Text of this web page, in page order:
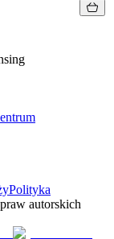
Polityka
autorskich